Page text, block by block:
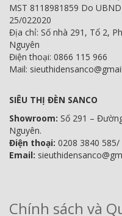
MST 8118981859 Do
25/022020
Địa chỉ: Số nhà 291, Tổ 2,
Nguyên
Điện thoại: 0866 115 966
Mail:
SIÊU THỊ ĐÈN SANCO
Showroom: Số 291 –
Nguyên.
Điện thoại: 0208 3840
Email:
Chính sách và